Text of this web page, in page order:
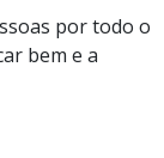
por todo o
bem e a